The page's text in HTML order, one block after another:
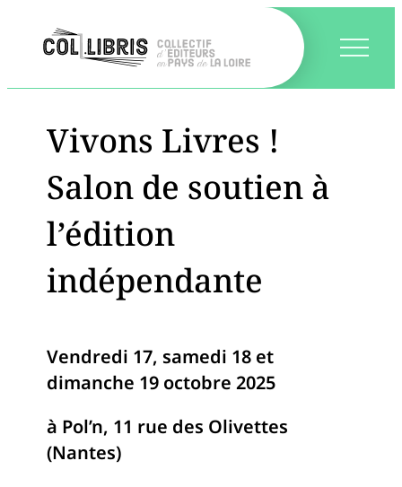
Vivons Livres !
Salon de soutien à
l’édition
indépendante
Vendredi 17, samedi 18 et
dimanche 19 octobre 2025
à Pol’n, 11 rue des Olivettes
(Nantes)